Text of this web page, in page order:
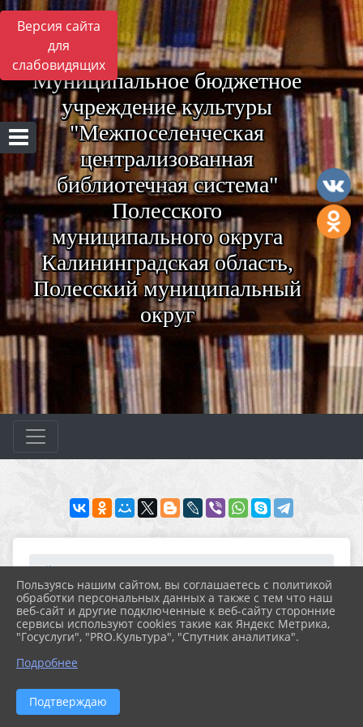
Версия сайта
для
слабовидящих
Муниципальное бюджетное
учреждение культуры
"Межпоселенческая
централизованная
библиотечная система"
Полесского
муниципального округа
Калининградская область,
Полесский муниципальный
округ
Главная МЕРОПРИЯТИЯ
Новости
Архив новостей за 2021...
Выставка - информация ...
26.04.2021 18:59
ВЫСТАВКА - ИНФОРМАЦИЯ «ДОЛГОЕ
ИНФОРМАЦИЯ «ДОЛГОЕ ЭХО
Пользуясь нашим сайтом, вы соглашаетесь с политикой
обработки персональных данных а также с тем что наш
веб-сайт и другие подключенные к веб-сайту сторонние
сервисы используют cookies такие как Яндекс Метрика,
"Госуслуги", "PRO.Культура", "Спутник аналитика".
Подробнее
Подтверждаю